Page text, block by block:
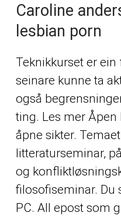
Caroline
lesbian porn
Teknikkurset er
seinare kunne ta
også
ting. Les mer
åpne sikter.
litteraturseminar,
og
filosofiseminar. Du
PC. All epost som